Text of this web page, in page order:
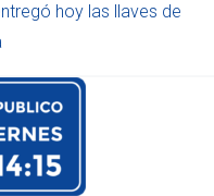
hoy las llaves de